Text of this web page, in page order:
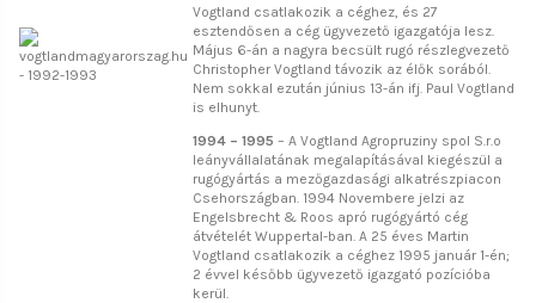
Vogtland csatlakozik a céghez, és 27
esztendősen a cég ügyvezető igazgatója lesz.
Május 6-án a nagyra becsült rugó részlegvezető
Christopher Vogtland távozik az élők sorából.
Nem sokkal ezután június 13-án ifj. Paul Vogtland
is elhunyt.
1994 – 1995 – A Vogtland Agropruziny spol S.r.o
leányvállalatának megalapításával kiegészül a
rugógyártás a mezőgazdasági alkatrészpiacon
Csehországban. 1994 Novembere jelzi az
Engelsbrecht & Roos apró rugógyártó cég
átvételét Wuppertal-ban. A 25 éves Martin
Vogtland csatlakozik a céghez 1995 január 1-én;
2 évvel később ügyvezető igazgató pozícióba
kerül.